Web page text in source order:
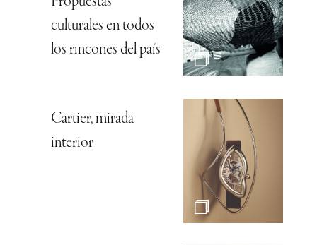
culturales en todos
los rincones del país
Cartier, mirada
interior